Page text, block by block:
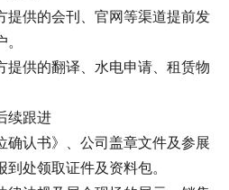
提供的会刊、官网等渠道提前发
提供的翻译、水电申请、租赁物
续跟进
确认书》、公司盖章文件及参展
处领取证件及资料包。